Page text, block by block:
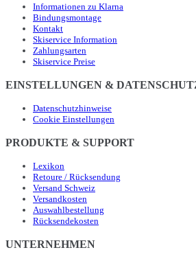
Informationen zu Klarna
Bindungsmontage
Kontakt
Skiservice Information
Zahlungsarten
Skiservice Preise
EINSTELLUNGEN &
Datenschutzhinweise
Cookie Einstellungen
PRODUKTE & SUPPORT
Lexikon
Retoure / Rücksendung
Versand Schweiz
Versandkosten
Auswahlbestellung
Rücksendekosten
UNTERNEHMEN